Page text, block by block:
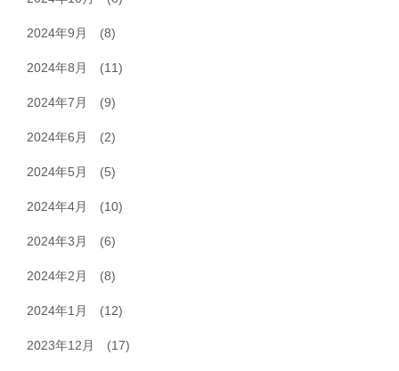
2024年9月 (8)
2024年8月 (11)
2024年7月 (9)
2024年6月 (2)
2024年5月 (5)
2024年4月 (10)
2024年3月 (6)
2024年2月 (8)
2024年1月 (12)
2023年12月 (17)